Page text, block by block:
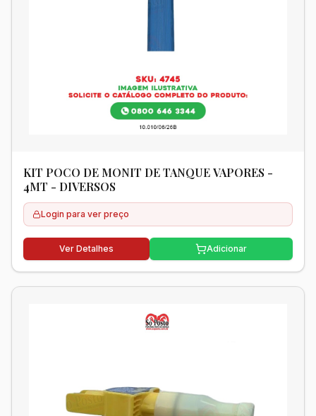
KIT POCO DE MONIT DE TANQUE VAPORES -
4MT - DIVERSOS
Login para ver preço
Ver Detalhes Adicionar